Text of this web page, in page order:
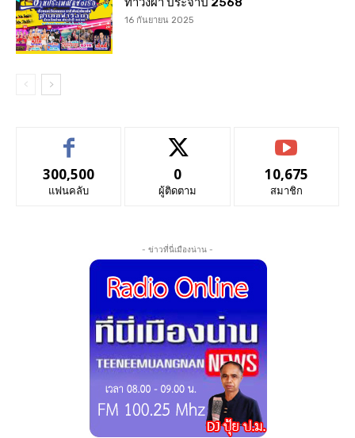
16 กันยายน 2025
300,500
แฟนคลับ
0
ผู้ติดตาม
10,675
สมาชิก
- ข่าวที่นี่เมืองน่าน -